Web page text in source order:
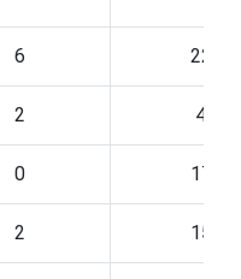
6 22
2 4
0 17
2 15